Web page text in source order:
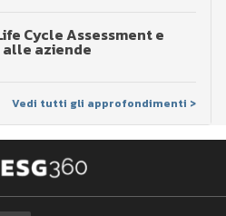
Cycle Assessment e
aziende
Vedi tutti gli approfondimenti >